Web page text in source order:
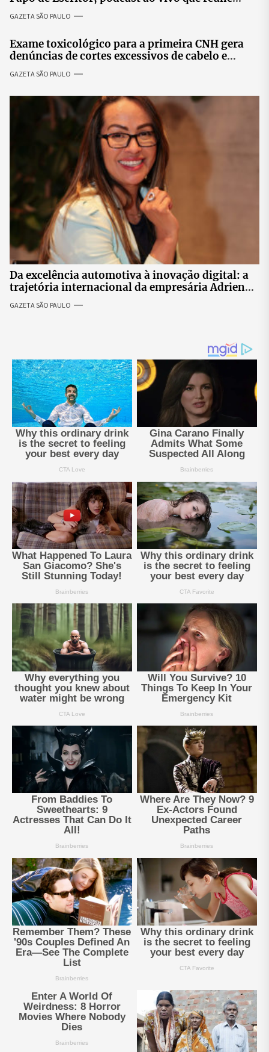
especialistas para discutir saúde mental e
prosperidade.
GAZETA SÃO PAULO
Exame toxicológico para a primeira CNH gera
denúncias de cortes excessivos de cabelo e
revolta entre candidatas
GAZETA SÃO PAULO
Da excelência automotiva à inovação digital: a
trajetória internacional da empresária Adriene
GAZETA SÃO PAULO